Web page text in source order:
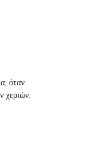
όταν
χεριών.